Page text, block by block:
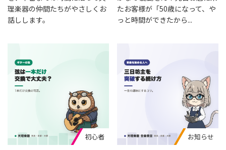
理楽器の仲間たちがやさしくお
話しします。
たお客様が「50歳になって、や
っと時間ができたから...
初心者 お知らせ